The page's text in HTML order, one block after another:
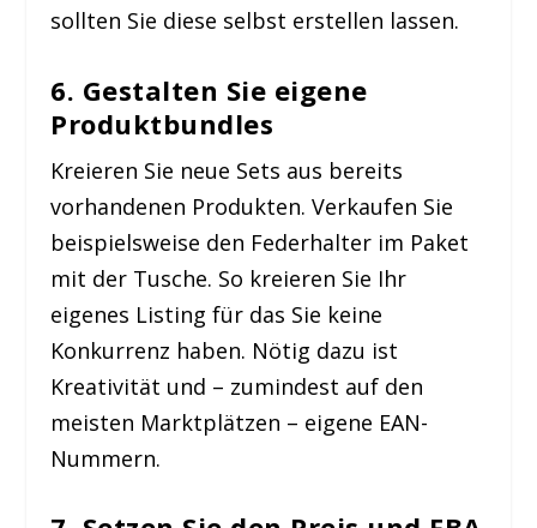
sollten Sie diese selbst erstellen lassen.
6. Gestalten Sie eigene
Produktbundles
Kreieren Sie neue Sets aus bereits
vorhandenen Produkten. Verkaufen Sie
beispielsweise den Federhalter im Paket
mit der Tusche. So kreieren Sie Ihr
eigenes Listing für das Sie keine
Konkurrenz haben. Nötig dazu ist
Kreativität und – zumindest auf den
meisten Marktplätzen – eigene EAN-
Nummern.